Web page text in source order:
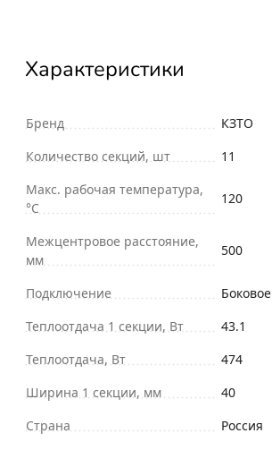
Характеристики
Бренд
КЗТО
Количество секций, шт
11
Макс. рабочая температура,
°С
120
Межцентровое расстояние,
мм
500
Подключение
Боковое
Теплоотдача 1 секции, Вт
43.1
Теплоотдача, Вт
474
Ширина 1 секции, мм
40
Страна
Россия